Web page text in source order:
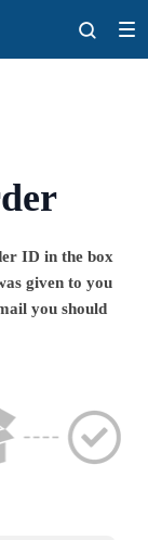
ID in the box
given to you
you should